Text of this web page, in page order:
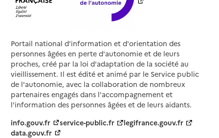
Portail national d'information et d'orientation des
personnes âgées en perte d'autonomie et de leurs
proches, créé par la loi d'adaptation de la société au
vieillissement. Il est édité et animé par le Service public
de l'autonomie, avec la collaboration de nombreux
partenaires engagés dans l'accompagnement et
l'information des personnes âgées et de leurs aidants.
info.gouv.fr
service-public.fr
legifrance.gouv.fr
data.gouv.fr